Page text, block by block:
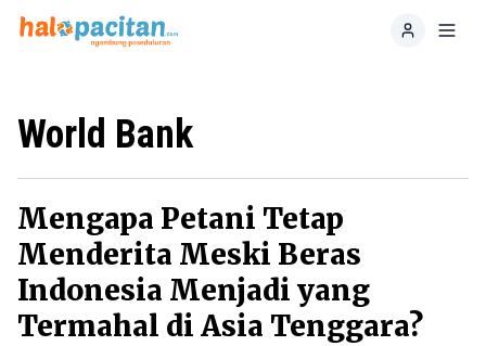
Home
World Bank
Mengapa Petani Tetap
Menderita Meski Beras
Indonesia Menjadi yang
Termahal di Asia Tenggara?